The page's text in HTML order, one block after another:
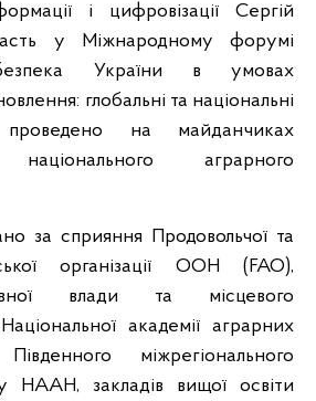
і цифровізації Сергій
у Міжнародному форумі
України в умовах
глобальні та національні
на майданчиках
національного аграрного
за сприяння Продовольчої та
організації ООН (FAO),
влади та місцевого
академії аграрних
міжрегіонального
НААН, закладів вищої освіти